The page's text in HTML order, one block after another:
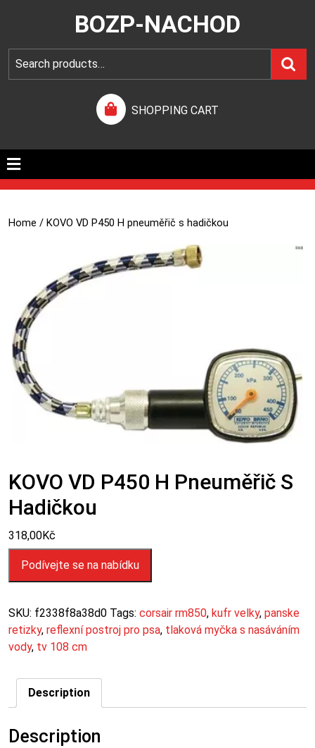
BOZP-NACHOD
SHOPPING CART
Home / KOVO VD P450 H pneuměřič s hadičkou
KOVO VD P450 H Pneuměřič S
Hadičkou
318,00Kč
Podívejte se na nabídku
SKU: f2338f8a38d0 Tags: corsair rm850, kufr velky, panske
retizky, reflexní postroj pro psa, tlaková myčka s nasáváním
vody, tv 108 cm
Description
Description